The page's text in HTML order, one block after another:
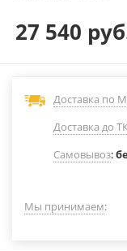
27 540
Доставка по
Доставка до
Самовывоз:
Мы принимаем: